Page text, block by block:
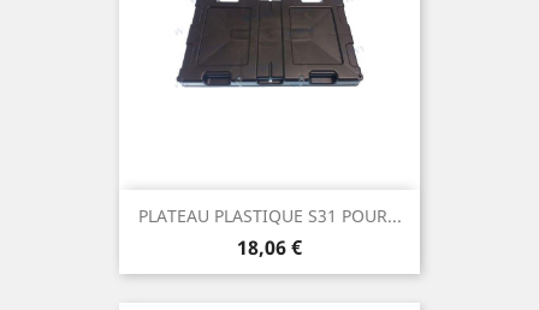
PLATEAU PLASTIQUE S31 POUR...
Prix
18,06 €